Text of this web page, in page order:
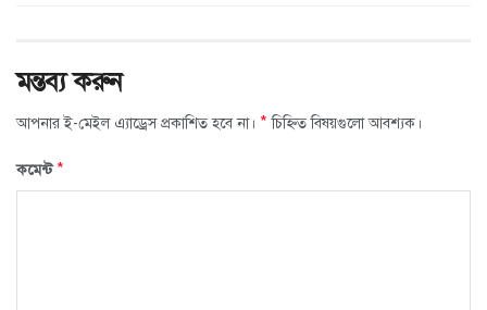
মন্তব্য করুন
আপনার ই-মেইল এ্যাড্রেস প্রকাশিত হবে না। * চিহ্নিত বিষয়গুলো আবশ্যক।
কমেন্ট*